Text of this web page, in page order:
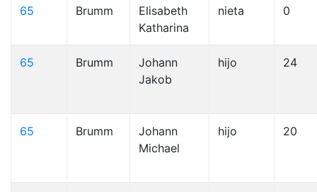
65 Brumm
Elisabeth
Katharina
nieta 0
65 Brumm
Johann
Jakob
hijo 24
65 Brumm
Johann
Michael
hijo 20